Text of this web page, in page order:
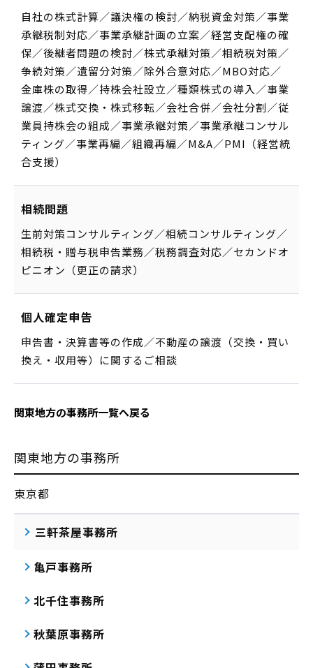
自社の株式計算／議決権の検討／納税資金対策／事業
承継税制対応／事業承継計画の立案／経営支配権の確
保／後継者問題の検討／株式承継対策／相続税対策／
争続対策／遺留分対策／除外合意対応／MBO対応／
金庫株の取得／持株会社設立／種類株式の導入／事業
譲渡／株式交換・株式移転／会社合併／会社分割／従
業員持株会の組成／事業承継対策／事業承継コンサル
ティング／事業再編／組織再編／M&A／PMI（経営統
合支援）
相続問題
生前対策コンサルティング／相続コンサルティング／
相続税・贈与税申告業務／税務調査対応／セカンドオ
ピニオン（更正の請求）
個人確定申告
申告書・決算書等の作成／不動産の譲渡（交換・買い
換え・収用等）に関するご相談
関東地方の事務所一覧へ戻る
関東地方の事務所
東京都
三軒茶屋事務所
亀戸事務所
北千住事務所
秋葉原事務所